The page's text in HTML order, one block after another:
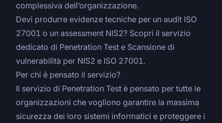
complessiva dell’organizzazione.
Devi produrre evidenze tecniche per un audit ISO
27001 o un assessment NIS2? Scopri il servizio
dedicato di Penetration Test e Scansione di
vulnerabilità per NIS2 e ISO 27001.
Per chi è pensato il servizio?
Il servizio di Penetration Test è pensato per tutte le
organizzazioni che vogliono garantire la massima
sicurezza dei loro sistemi informatici e proteggere i